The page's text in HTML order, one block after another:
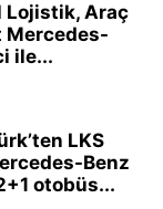
Lojistik, Araç
Mercedes-
ile...
LKS
Benz
otobüs...